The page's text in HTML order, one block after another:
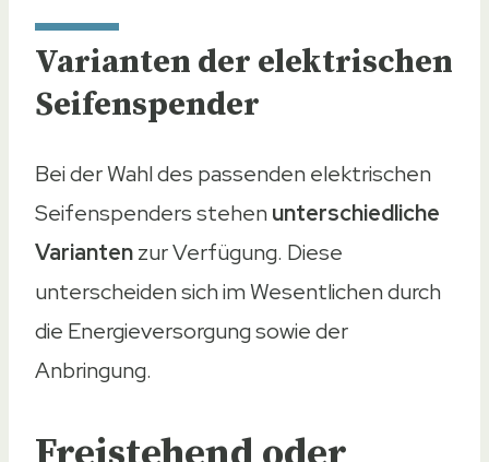
AmazonEbay
AmazonEbay
AmazonEbay
AmazonEbay
Varianten der elektrischen
Seifenspender
Bei der Wahl des passenden elektrischen
Seifenspenders stehenunterschiedliche
Variantenzur Verfügung. Diese
unterscheiden sich im Wesentlichen durch
die Energieversorgung sowie der
Anbringung.